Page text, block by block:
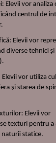
Elevii vor analiza
centrul de
Elevii vor
diverse tehnici
vor utiliza
și starea de
Elevii vor
texturi pentru a
statice.